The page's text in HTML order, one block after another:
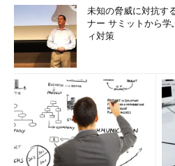
未知の脅威に対抗す
ナー サミットから学
ィ対策